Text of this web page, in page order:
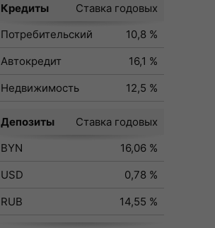
Кредиты
Ставка годовых
Потребительский
10,8 %
Автокредит
16,1 %
Недвижимость
12,5 %
Депозиты
Ставка годовых
BYN
16,06 %
USD
0,78 %
RUB
14,55 %